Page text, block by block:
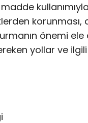
önemi ele
yollar ve ilgili